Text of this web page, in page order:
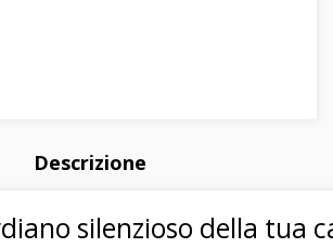
Descrizione
silenzioso della tua